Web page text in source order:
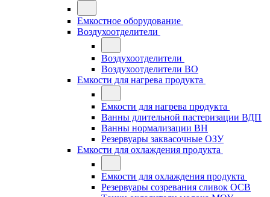
Емкостное оборудование
Воздухоотделители
Воздухоотделители
Воздухоотделители ВО
Емкости для нагрева продукта
Емкости для нагрева продукта
Ванны длительной пастеризации ВДП
Ванны нормализации ВН
Резервуары заквасочные ОЗУ
Емкости для охлаждения продукта
Емкости для охлаждения продукта
Резервуары созревания сливок ОСВ